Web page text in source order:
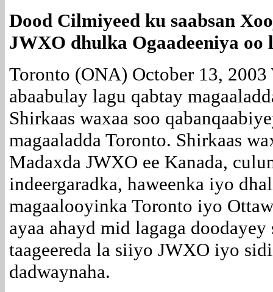
Dood Cilmiyeed ku saabsan
JWXO dhulka Ogaadeeniya oo
Toronto (ONA) October 13, 2003
abaabulay lagu qabtay
Shirkaas waxaa soo
magaaladda Toronto. Shirkaas
Madaxda JWXO ee Kanada,
indeergaradka, haweenka iyo
magaalooyinka Toronto iyo
ayaa ahayd mid lagaga
taageereda la siiyo JWXO iyo
dadwaynaha.